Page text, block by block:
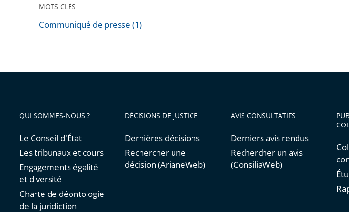
MOTS CLÉS
Communiqué de presse (1)
QUI SOMMES-NOUS ?
Le Conseil d'État
Les tribunaux et cours
Engagements égalité
et diversité
Charte de déontologie
de la juridiction
DÉCISIONS DE JUSTICE
Dernières décisions
Rechercher une
décision (ArianeWeb)
AVIS CONSULTATIFS
Derniers avis rendus
Rechercher un avis
(ConsiliaWeb)